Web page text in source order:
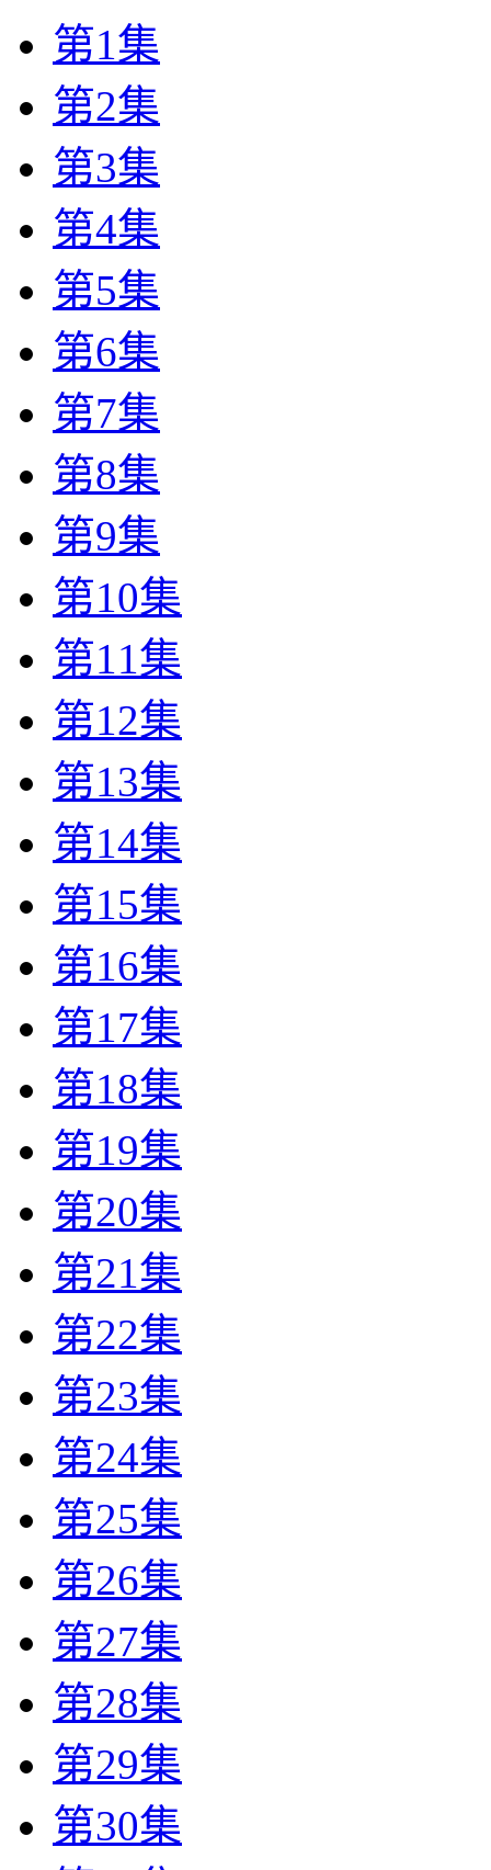
第1集
第2集
第3集
第4集
第5集
第6集
第7集
第8集
第9集
第10集
第11集
第12集
第13集
第14集
第15集
第16集
第17集
第18集
第19集
第20集
第21集
第22集
第23集
第24集
第25集
第26集
第27集
第28集
第29集
第30集